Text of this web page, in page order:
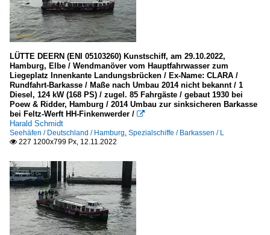
LÜTTE DEERN (ENI 05103260) Kunstschiff, am 29.10.2022,
Hamburg, Elbe / Wendmanöver vom Hauptfahrwasser zum
Liegeplatz Innenkante Landungsbrücken / Ex-Name: CLARA /
Rundfahrt-Barkasse / Maße nach Umbau 2014 nicht bekannt / 1
Diesel, 124 kW (168 PS) / zugel. 85 Fahrgäste / gebaut 1930 bei
Poew & Ridder, Hamburg / 2014 Umbau zur sinksicheren Barkasse
bei Feltz-Werft HH-Finkenwerder / 
Harald Schmidt
Seehäfen / Deutschland / Hamburg, Spezialschiffe / Barkassen / L
 227 1200x799 Px, 12.11.2022